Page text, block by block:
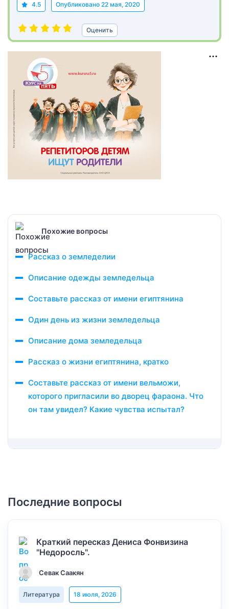
4.5 Опубликовано 22 мая, 2020
Оценить
Похожие вопросы
Рассказ о земледелии
Описание одежды земледельца
Составьте рассказ от имени египтянина
Один день из жизни земледельца
Описание дома земледельца
Рассказ о жизни египтянина, кратко
Составьте рассказ от имени вельможи,
которого пригласили во дворец фараона. Что
он там увидел? Какие чувства испытал?
Последние вопросы
Краткий пересказ Дениса Фонвизина
"Недоросль".
Севак Саакян
Литература 18 июля, 2026